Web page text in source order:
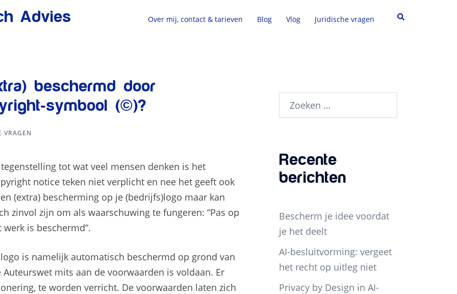
Advies Over mij, contact & tarieven Blog Vlog Juridische vragen Zoeken
beschermd door
symbool (©)?
VRAGEN
tot wat veel mensen denken is het
notice teken niet verplicht en nee het geeft ook
(extra) bescherming op je (bedrijfs)logo maar kan
zinvol zijn om als waarschuwing te fungeren: “Pas op
werk is beschermd”.
logo is namelijk automatisch beschermd op grond van
Auteurswet mits aan de voorwaarden is voldaan. Er
te worden verricht. De voorwaarden laten zich
Zoeken
naar:
Recente
berichten
Bescherm je idee voordat
je het deelt
AI-besluitvorming: vergeet
het recht op uitleg niet
Privacy by Design in AI-